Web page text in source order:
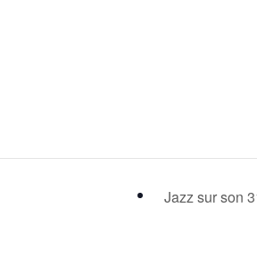
Jazz sur son